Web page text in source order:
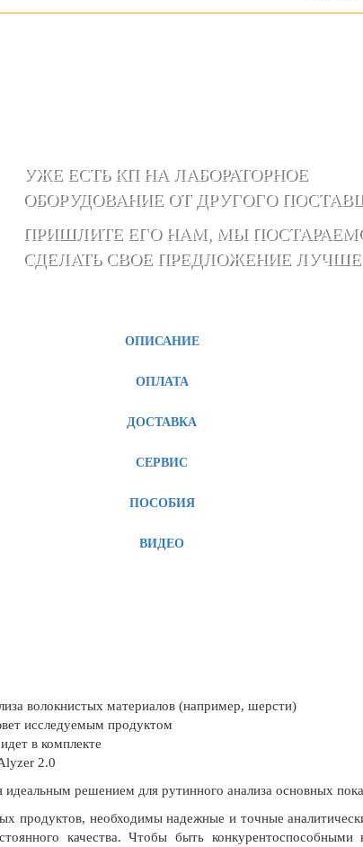
УЖЕ ЕСТЬ КП НА ЛАБОРАТОРНОЕ
ОБОРУДОВАНИЕ ОТ ДРУГОГО
ПРИШЛИТЕ ЕГО НАМ, МЫ
СДЕЛАТЬ СВОЕ ПРЕДЛОЖЕНИЕ
ОПИСАНИЕ
ОПЛАТА
ДОСТАВКА
СЕРВИС
ПОСОБИЯ
ВИДЕО
волокнистых материалов (например, шерсти)
исследуемым продуктом
в комплекте
2.0
решением для рутинного анализа основных
продуктов, необходимы надежные и точные
качества. Чтобы быть